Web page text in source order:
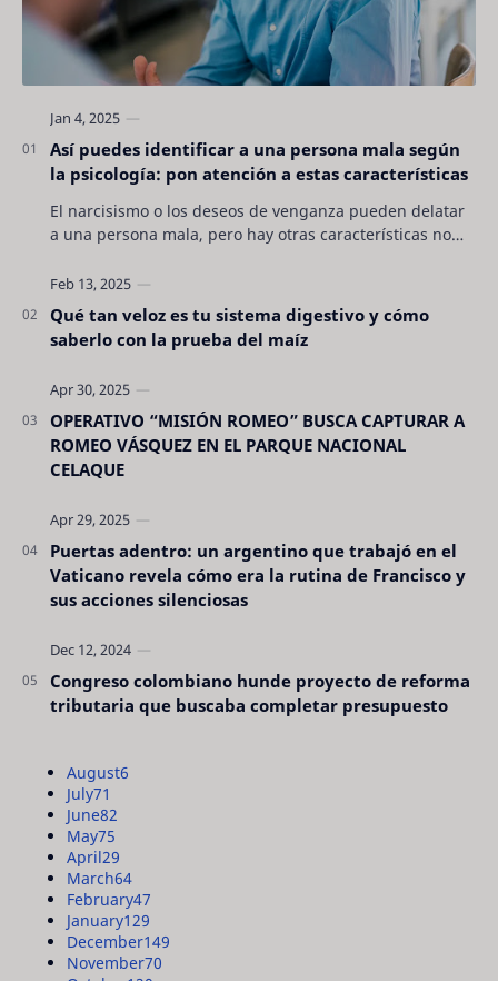
Así puedes identificar a una persona mala según
la psicología: pon atención a estas características
El narcisismo o los deseos de venganza pueden delatar
a una persona mala, pero hay otras características no
Qué tan veloz es tu sistema digestivo y cómo
saberlo con la prueba del maíz
OPERATIVO “MISIÓN ROMEO” BUSCA CAPTURAR A
ROMEO VÁSQUEZ EN EL PARQUE NACIONAL
CELAQUE
Puertas adentro: un argentino que trabajó en el
Vaticano revela cómo era la rutina de Francisco y
sus acciones silenciosas
Congreso colombiano hunde proyecto de reforma
tributaria que buscaba completar presupuesto
August6
July71
June82
May75
April29
March64
February47
January129
December149
November70